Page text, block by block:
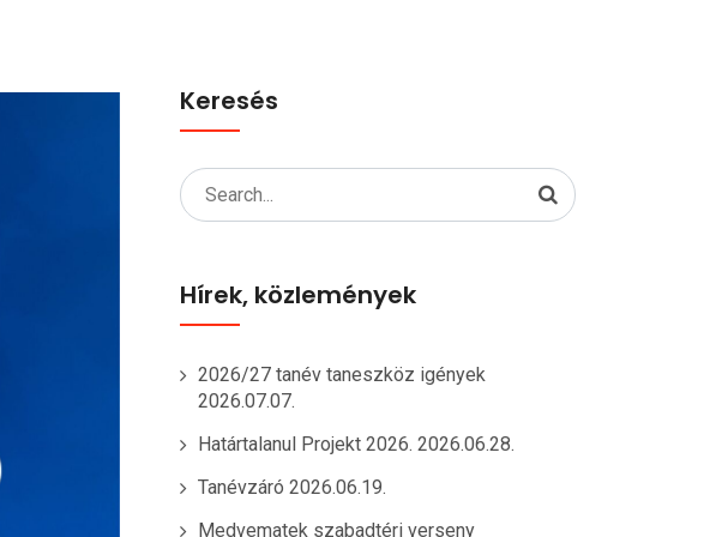
Keresés
Search
for:
Hírek, közlemények
2026/27 tanév taneszköz igények
2026.07.07.
Határtalanul Projekt 2026. 2026.06.28.
Tanévzáró 2026.06.19.
Medvematek szabadtéri verseny